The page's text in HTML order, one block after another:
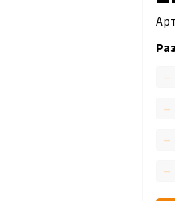
–
–
–
–